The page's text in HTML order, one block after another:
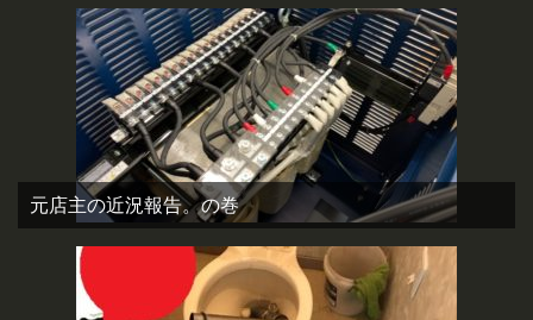
元店主の近況報告。の巻